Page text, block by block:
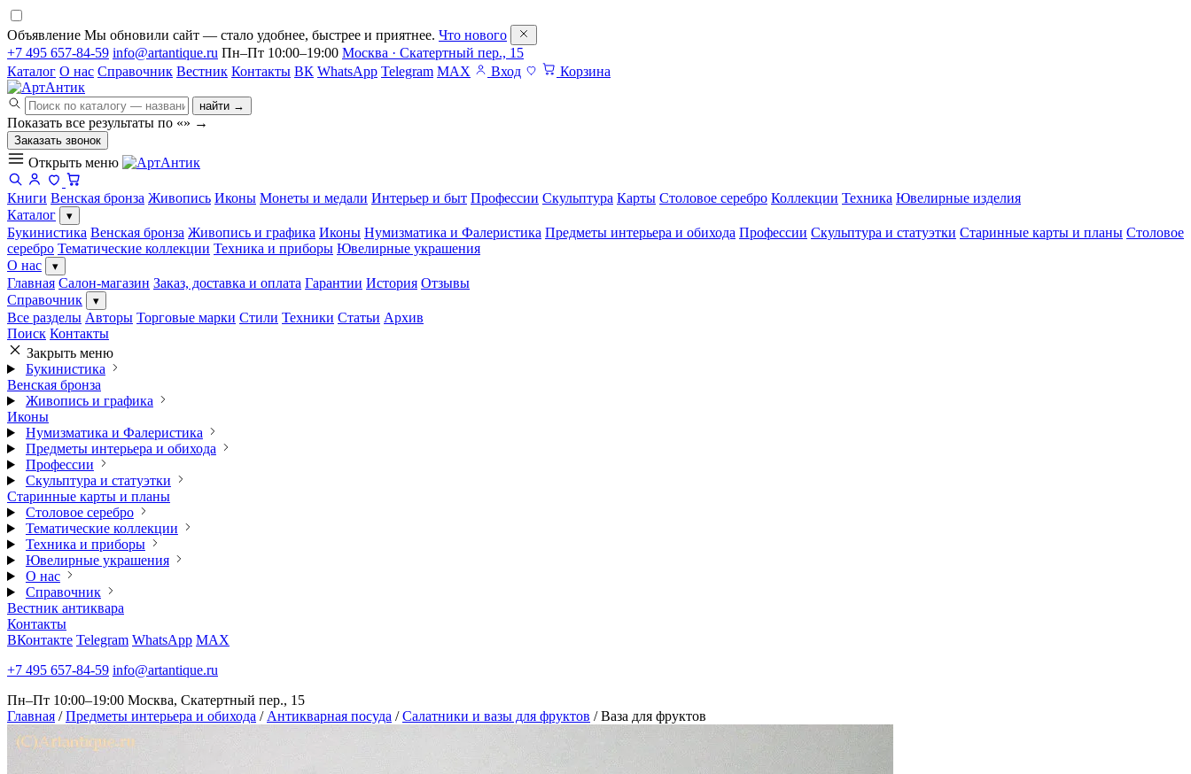
Объявление Мы обновили сайт — стало удобнее, быстрее и приятнее. Что нового
+7 495 657-84-59 info@artantique.ru Пн–Пт 10:00–19:00 Москва · Скатертный пер., 15
Каталог О нас Справочник Вестник Контакты ВК WhatsApp Telegram MAX Вход Корзина
найти →
Показать все результаты по «» →
Заказать звонок
Открыть меню
Книги Венская бронза Живопись Иконы Монеты и медали Интерьер и быт Профессии Скульптура Карты Столовое серебро Коллекции Техника Ювелирные изделия
Каталог
▾
Букинистика Венская бронза Живопись и графика Иконы Нумизматика и Фалеристика Предметы интерьера и обихода Профессии Скульптура и статуэтки Старинные карты и планы Столовое
серебро Тематические коллекции Техника и приборы Ювелирные украшения
О нас
▾
Главная Салон-магазин Заказ, доставка и оплата Гарантии История Отзывы
Справочник
▾
Все разделы Авторы Торговые марки Стили Техники Статьи Архив
Поиск Контакты
Закрыть меню
Букинистика
Венская бронза
Живопись и графика
Иконы
Нумизматика и Фалеристика
Предметы интерьера и обихода
Профессии
Скульптура и статуэтки
Старинные карты и планы
Столовое серебро
Тематические коллекции
Техника и приборы
Ювелирные украшения
О нас
Справочник
Вестник антиквара
Контакты
ВКонтакте Telegram WhatsApp MAX
+7 495 657-84-59 info@artantique.ru
Пн–Пт 10:00–19:00 Москва, Скатертный пер., 15
Главная / Предметы интерьера и обихода / Антикварная посуда / Салатники и вазы для фруктов / Ваза для фруктов